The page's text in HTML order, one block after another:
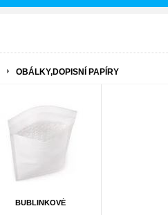
OBÁLKY,DOPISNÍ PAPÍRY
BUBLINKOVÉ